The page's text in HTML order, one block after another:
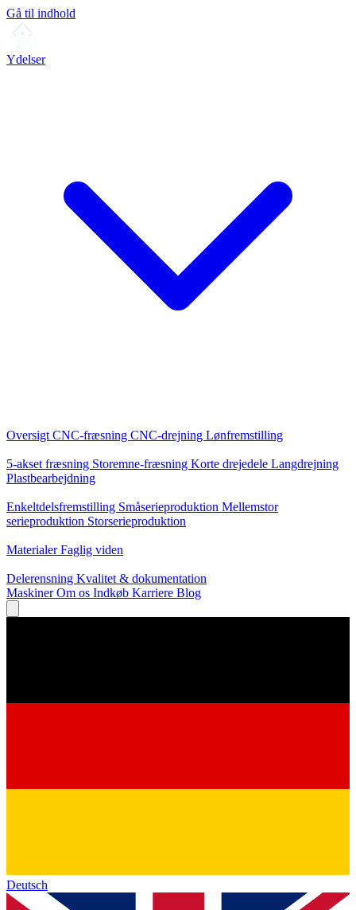
Gå til indhold
Ydelser
Oversigt CNC-fræsning CNC-drejning Lønfremstilling
5-akset fræsning Storemne-fræsning Korte drejedele Langdrejning
Plastbearbejdning
Enkeltdelsfremstilling Småserieproduktion Mellemstor
serieproduktion Storserieproduktion
MaterialerFaglig viden
Delerensning Kvalitet & dokumentation
MaskinerOm os Indkøb Karriere Blog
Deutsch